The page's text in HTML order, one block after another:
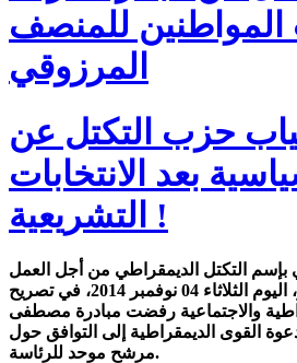
للمنصف
المرزوقي
حزب التكتل عن
بعد الانتخابات
التشريعية !
بإسم التكتل الديمقراطي من أجل العمل
والحريات، محمد بنور، اليوم الثلاثاء 04 نوفمبر 2014، في تصريح
والاجتماعية رفضت مبادرة مصطفى
القوى الديمقراطية إلى التوافق حول
مرشح موحد للرئاسة.